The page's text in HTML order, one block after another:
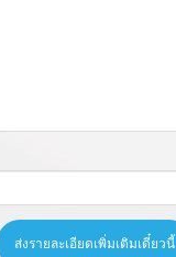
ส่งรายละเอียดเพิ่มเติมเดี๋ยวนี้